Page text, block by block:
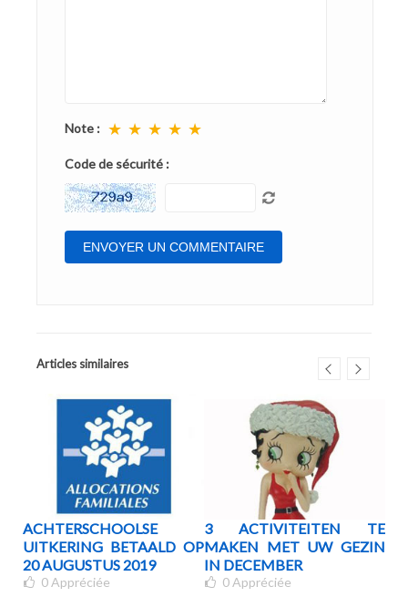
Note : ★ ★ ★ ★ ★
Code de sécurité :
Articles similaires
ACHTERSCHOOLSE
UITKERING BETAALD OP
20 AUGUSTUS 2019
0 Appréciée
3 ACTIVITEITEN TE
MAKEN MET UW GEZIN
IN DECEMBER
0 Appréciée